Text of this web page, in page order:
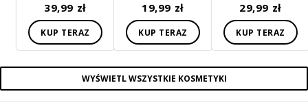
39,99 zł
KUP TERAZ
19,99 zł
KUP TERAZ
29,99 zł
KUP TERAZ
WYŚWIETL WSZYSTKIE KOSMETYKI